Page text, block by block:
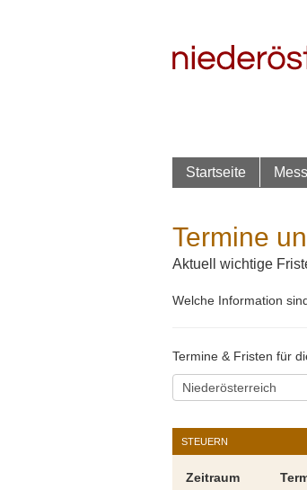
Startseite
Termine
Aktuell wichtige
Welche Information
Termine & Fristen für
STEUERN
Zeitraum